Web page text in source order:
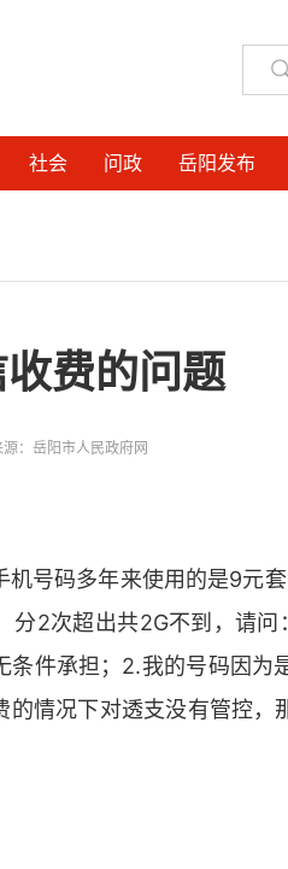
社会 问政 岳阳发布
费的问题
： 岳阳市人民政府网
机号码多年来使用的是9元
分2次超出共2G不到，请
条件承担；2.我的号码因
的情况下对透支没有管控